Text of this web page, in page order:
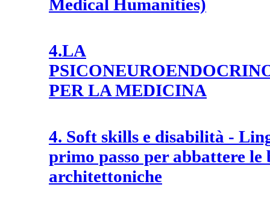
Medical Humanities)
4.LA
PER LA MEDICINA
4. Soft skills e disabilità -
primo passo per abbattere
architettoniche